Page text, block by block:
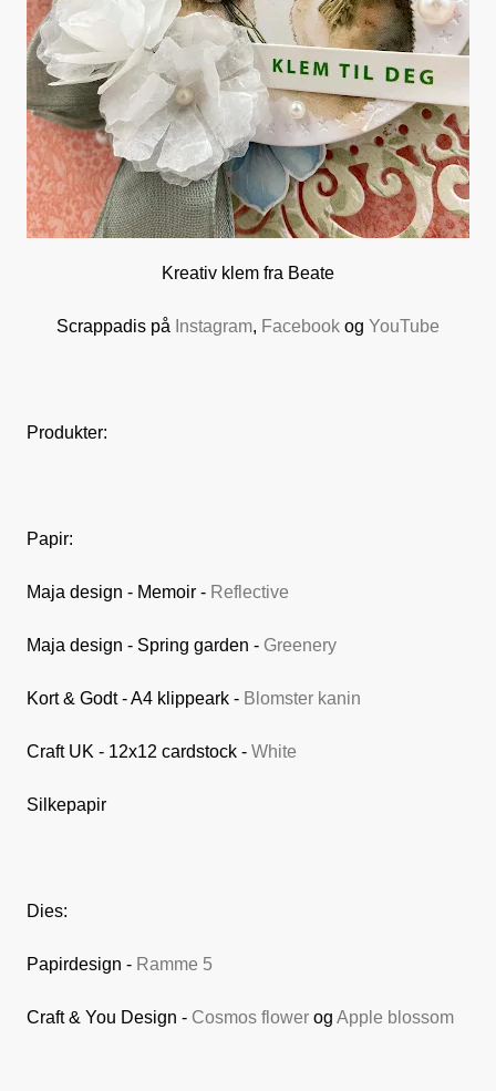
Kreativ klem fra Beate
Scrappadis på Instagram, Facebook og YouTube
Produkter:
Papir:
Maja design - Memoir - Reflective
Maja design - Spring garden - Greenery
Kort & Godt - A4 klippeark - Blomster kanin
Craft UK - 12x12 cardstock - White
Silkepapir
Dies:
Papirdesign - Ramme 5
Craft & You Design - Cosmos flower og Apple blossom